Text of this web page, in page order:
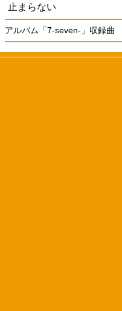
止まらない
アルバム「7-seven-」収録曲